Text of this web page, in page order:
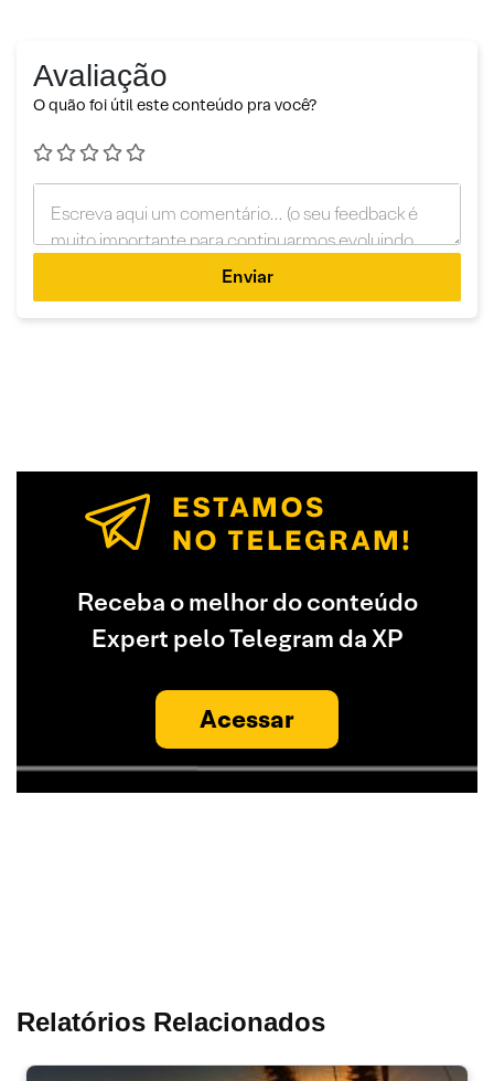
Avaliação
O quão foi útil este conteúdo pra você?
Enviar
Receba o melhor do conteúdo
Expert pelo Telegram da XP
Acessar
Relatórios Relacionados